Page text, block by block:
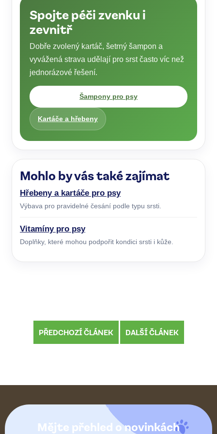
Spojte péči zvenku i
zevnitř
Dobře zvolený kartáč, šetrný šampon a
vyvážená strava udělají pro srst často víc než
jednorázové řešení.
Šampony pro psy
Kartáče a hřebeny
Mohlo by vás také zajímat
Hřebeny a kartáče pro psy
Výbava pro pravidelné česání podle typu srsti.
Vitamíny pro psy
Doplňky, které mohou podpořit kondici srsti i kůže.
PŘEDCHOZÍ ČLÁNEK DALŠÍ ČLÁNEK
á
Mějte přehled o novinkách